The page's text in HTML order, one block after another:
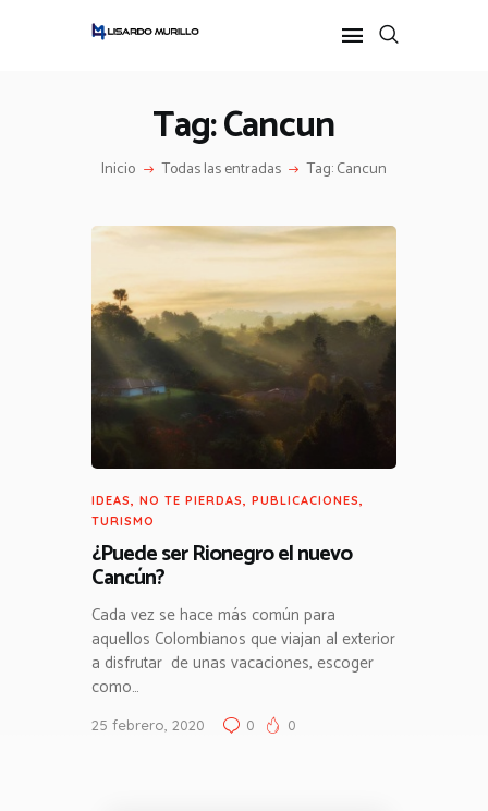
Tag: Cancun
Inicio Todas las entradas Tag: Cancun
PERFIL
PODCAST
IDEAS, NO TE PIERDAS, PUBLICACIONES,
TURISMO
¿Puede ser Rionegro el nuevo
Cancún?
Cada vez se hace más común para
aquellos Colombianos que viajan al exterior
a disfrutar de unas vacaciones, escoger
como…
25 febrero, 2020 0 0